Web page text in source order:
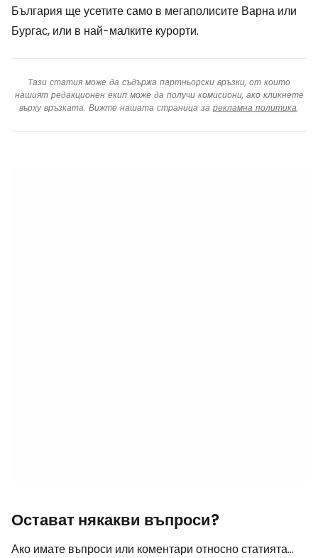
България ще усетите само в мегаполисите Варна или
Бургас, или в най-малките курорти.
Тази статия може да съдържа партньорски връзки, от които
нашият редакционен екип може да получи комисиони, ако кликнете
върху връзката. Вижте нашата страница за рекламна политика.
Остават някакви въпроси?
Ако имате въпроси или коментари относно статията...